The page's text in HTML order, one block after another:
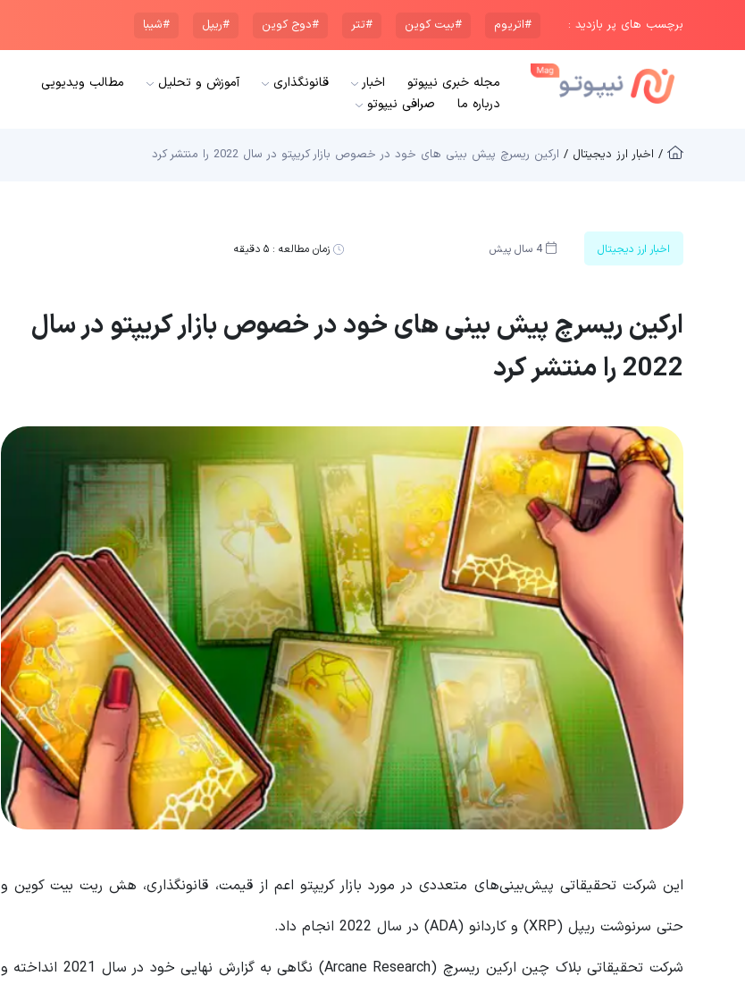
برچسب های پر بازدید : #اتریوم #بیت کوین #تتر #دوج کوین #ریپل #شیبا
مجله خبری نیپوتو اخبار قانونگذاری آموزش و تحلیل
مطالب ویدیویی
درباره ما
صرافی نیپوتو
/ اخبار ارز دیجیتال / ارکین ریسرچ پیش بینی های خود در خصوص بازار کریپتو در سال 2022 را منتشر کرد
اخبار ارز دیجیتال 4 سال پیش زمان مطالعه :۵ دقیقه
ارکین ریسرچ پیش بینی های خود در خصوص بازار کریپتو در سال
2022 را منتشر کرد
این شرکت تحقیقاتی پیش‌بینی‌های متعددی در مورد بازار کریپتو اعم از قیمت، قانونگذاری، هش ریت بیت کوین و
حتی سرنوشت ریپل (XRP) و کاردانو (ADA) در سال 2022 انجام داد.
شرکت تحقیقاتی بلاک چین ارکین ریسرچ (Arcane Research) نگاهی به گزارش نهایی خود در سال 2021 انداخته و